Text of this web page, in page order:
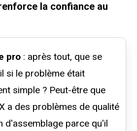
la confiance au
pro: après tout, que se
si le problème était
simple ? Peut-être que
a des problèmes de qualité
d'assemblage parce qu'il